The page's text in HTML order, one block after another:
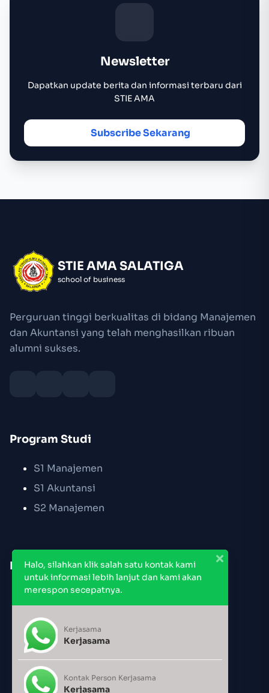
Newsletter
Dapatkan update berita dan informasi terbaru dari
STIE AMA
Subscribe Sekarang
STIE AMA SALATIGA
school of business
Perguruan tinggi berkualitas di bidang Manajemen
dan Akuntansi yang telah menghasilkan ribuan
alumni sukses.
Program Studi
S1 Manajemen
S1 Akuntansi
S2 Manajemen
Link Cepat
Pendaftaran PMB
Jadwal Kuliah
Jadwal Pemakaian Ruang
Kalender Akademik
Halo, silahkan klik salah satu kontak kami
untuk informasi lebih lanjut dan kami akan
merespon secepatnya.
Kerjasama
Kerjasama
Kontak Person Kerjasama
Kerjasama